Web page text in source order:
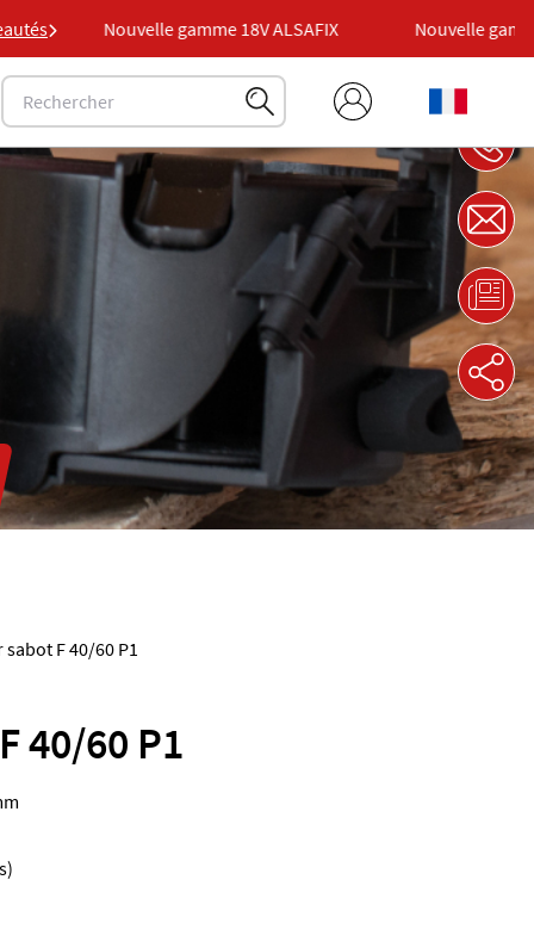
Nouvelle gamme 18V ALSAFIX Nouvelle gamme
F 40/60 P1
40/60 P1